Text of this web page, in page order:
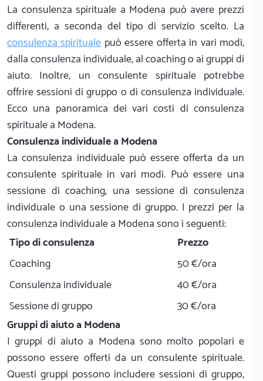
La consulenza spirituale a Modena può avere prezzi
differenti, a seconda del tipo di servizio scelto. La
consulenza spiritualepuò essere offerta in vari modi,
dalla consulenza individuale, al coaching o ai gruppi di
aiuto. Inoltre, un consulente spirituale potrebbe
offrire sessioni di gruppo o di consulenza individuale.
Ecco una panoramica dei vari costi di consulenza
spirituale a Modena.
Consulenza individuale a Modena
La consulenza individuale può essere offerta da un
consulente spirituale in vari modi. Può essere una
sessione di coaching, una sessione di consulenza
individuale o una sessione di gruppo. I prezzi per la
consulenza individuale a Modena sono i seguenti:
Tipo di consulenza
Prezzo
Coaching
50 €/ora
Consulenza individuale
40 €/ora
Sessione di gruppo
30 €/ora
Gruppi di aiuto a Modena
I gruppi di aiuto a Modena sono molto popolari e
possono essere offerti da un consulente spirituale.
Questi gruppi possono includere sessioni di gruppo,